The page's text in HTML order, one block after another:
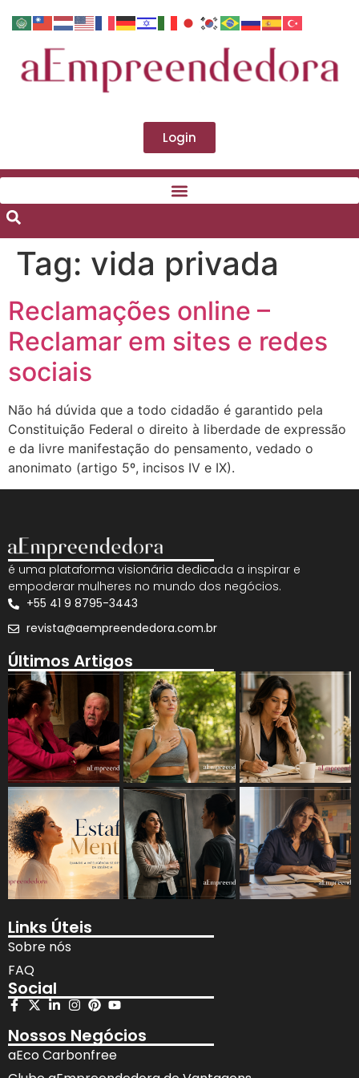
Login
Tag: vida privada
Reclamações online –
Reclamar em sites e redes
sociais
Não há dúvida que a todo cidadão é garantido pela
Constituição Federal o direito à liberdade de expressão
e da livre manifestação do pensamento, vedado o
anonimato (artigo 5º, incisos IV e IX).
é uma plataforma visionária dedicada a inspirar e
empoderar mulheres no mundo dos negócios.
+55 41 9 8795-3443
revista@aempreendedora.com.br
Últimos Artigos
Links Úteis
Sobre nós
FAQ
Social
Nossos Negócios
aEco Carbonfree